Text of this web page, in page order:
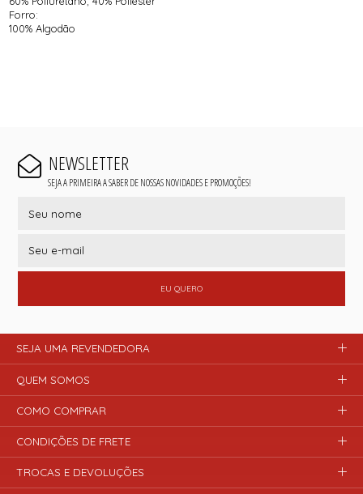
Forro:
100% Algodão
NEWSLETTER
SEJA A PRIMEIRA A SABER DE NOSSAS NOVIDADES E PROMOÇÕES!
EU QUERO
SEJA UMA REVENDEDORA
QUEM SOMOS
COMO COMPRAR
CONDIÇÕES DE FRETE
TROCAS E DEVOLUÇÕES